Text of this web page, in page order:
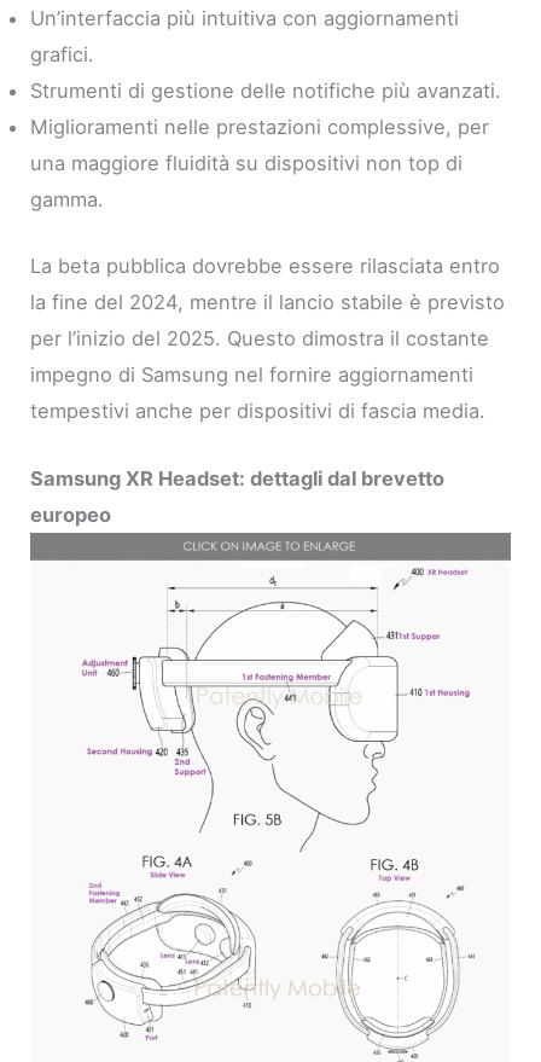
Un’interfaccia più intuitiva con aggiornamenti
grafici.
Strumenti di gestione delle notifiche più avanzati.
Miglioramenti nelle prestazioni complessive, per
una maggiore fluidità su dispositivi non top di
gamma.
La beta pubblica dovrebbe essere rilasciata entro
la fine del 2024, mentre il lancio stabile è previsto
per l’inizio del 2025. Questo dimostra il costante
impegno di Samsung nel fornire aggiornamenti
tempestivi anche per dispositivi di fascia media.
Samsung XR Headset: dettagli dal brevetto
europeo